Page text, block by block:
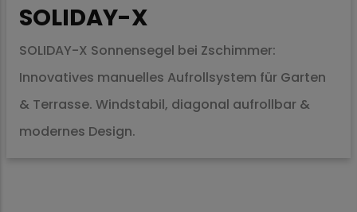
SOLIDAY-X
SOLIDAY-X Sonnensegel bei Zschimmer:
Innovatives manuelles Aufrollsystem für Garten
& Terrasse. Windstabil, diagonal aufrollbar &
modernes Design.